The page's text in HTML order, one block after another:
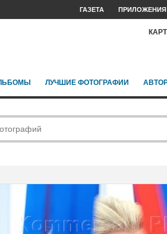
ГАЗЕТА ПРИЛОЖЕНИЯ
ЛУЧШИЕ ФОТОГРАФИИ